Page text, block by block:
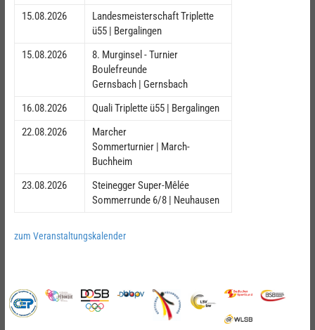
15.08.2026
Landesmeisterschaft Triplette
ü55 | Bergalingen
15.08.2026
8. Murginsel - Turnier
Boulefreunde
Gernsbach | Gernsbach
16.08.2026
Quali Triplette ü55 | Bergalingen
22.08.2026
Marcher
Sommerturnier | March-
Buchheim
23.08.2026
Steinegger Super-Mêlée
Sommerrunde 6/8 | Neuhausen
zum Veranstaltungskalender